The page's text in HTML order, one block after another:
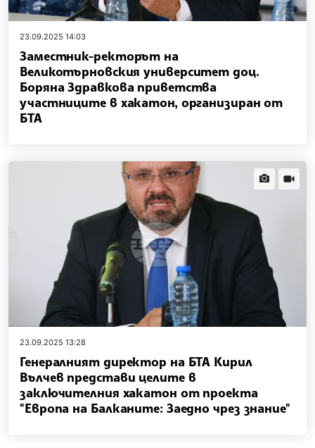
23.09.2025 14:03
Заместник-ректорът на
Великотърновския университет доц.
Боряна Здравкова приветства
участниците в хакатон, организиран от
БТА
news.images
23.09.2025 13:28
Генералният директор на БТА Кирил
Вълчев представи целите в
заключителния хакатон от проекта
"Европа на Балканите: Заедно чрез знание"